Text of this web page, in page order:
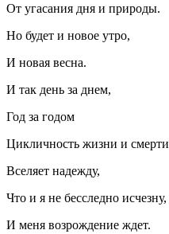
От угасания дня и природы.
Но будет и новое утро,
И новая весна.
И так день за днем,
Год за годом
Цикличность жизни и смерти
Вселяет надежду,
Что и я не бесследно исчезну,
И меня возрождение ждет.